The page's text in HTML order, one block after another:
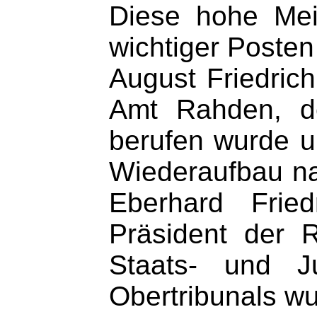
Diese hohe
wichtiger
August
Amt Rahden,
berufen wurde
Wiederaufbau
Eberhard
Präsident der
Staats- und
Obertribunals